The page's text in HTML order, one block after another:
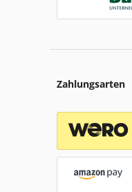
Zahlungsarten